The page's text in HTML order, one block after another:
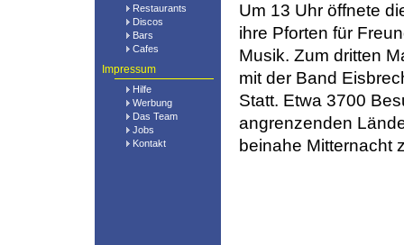
Restaurants
Discos
Bars
Cafes
Impressum
Hilfe
Werbung
Das Team
Jobs
Kontakt
Um 13 Uhr öffnete
ihre Pforten für
Musik. Zum dritten
mit der Band
Statt. Etwa 3700
angrenzenden
beinahe Mitternacht